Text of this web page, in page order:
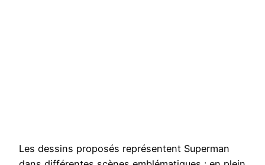
Les dessins proposés représentent Superman